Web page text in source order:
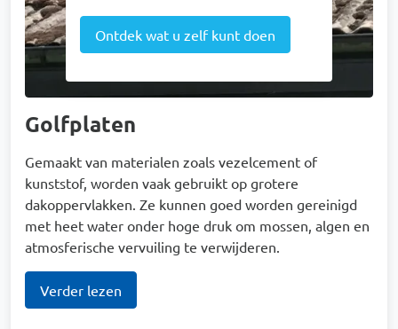
Ontdek wat u zelf kunt doen
Golfplaten
Gemaakt van materialen zoals vezelcement of
kunststof, worden vaak gebruikt op grotere
dakoppervlakken. Ze kunnen goed worden gereinigd
met heet water onder hoge druk om mossen, algen en
atmosferische vervuiling te verwijderen.
Verder lezen